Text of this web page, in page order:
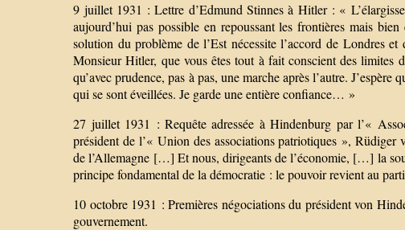
9 juillet 1931 : Lettre d’Edmund Stinnes à Hitler : «
aujourd’hui pas possible en repoussant les frontières mais
solution du problème de l’Est nécessite l’accord de Londres
Monsieur Hitler, que vous êtes tout à fait conscient des limites
qu’avec prudence, pas à pas, une marche après l’autre.
qui se sont éveillées. Je garde une entière confiance… »
27 juillet 1931 : Requête adressée à Hindenburg par l’«
président de l’« Union des associations patriotiques »,
de l’Allemagne […] Et nous, dirigeants de l’économie, […] la
principe fondamental de la démocratie : le pouvoir revient au
10 octobre 1931 : Premières négociations du président von
gouvernement.